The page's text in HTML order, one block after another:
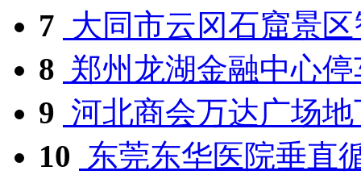
7 大同市云冈石窟景
8 郑州龙湖金融中心
9 河北商会万达广场
10 东莞东华医院垂直